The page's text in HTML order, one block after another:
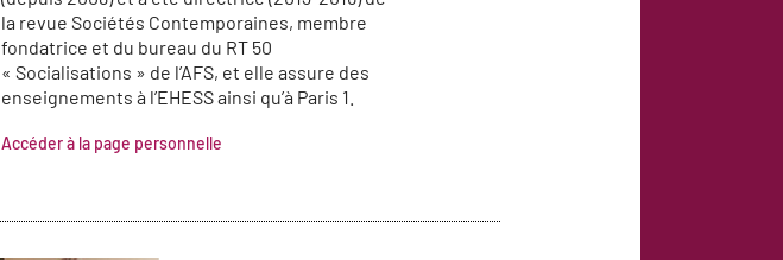
la revue Sociétés Contemporaines, membre
fondatrice et du bureau du RT 50
« Socialisations » de l’AFS, et elle assure des
enseignements à l’EHESS ainsi qu’à Paris 1.
Accéder à la page personnelle